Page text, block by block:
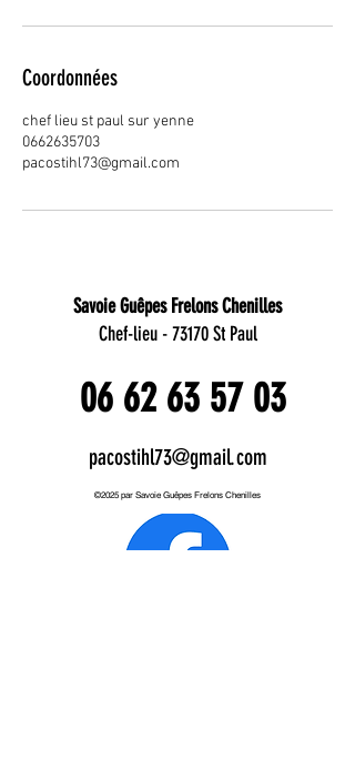
Coordonnées
chef lieu st paul sur yenne
0662635703
pacostihl73@gmail.com
Savoie Guêpes Frelons Chenilles
Chef-lieu -73170 St Paul
06 62 63 57 03
pacostihl73@gmail.com
©2025 par Savoie Guêpes Frelons Chenilles